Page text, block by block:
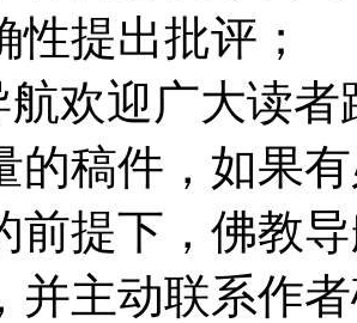
性提出批评；
航欢迎广大读
的稿件，如果
前提下，佛教
并主动联系作